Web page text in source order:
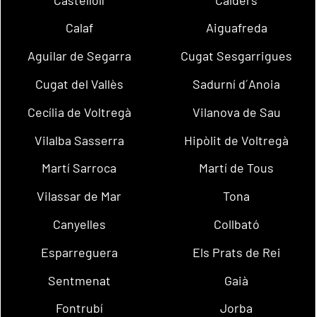
Calaf
Aiguafreda
Aguilar de Segarra
Cugat Sesgarrigues
Cugat del Vallès
Sadurní d´Anoia
Cecília de Voltregà
Vilanova de Sau
Vilalba Sasserra
Hipòlit de Voltregà
Martí Sarroca
Martí de Tous
Vilassar de Mar
Tona
Canyelles
Collbató
Esparreguera
Els Prats de Rei
Sentmenat
Gaià
Fontrubí
Jorba